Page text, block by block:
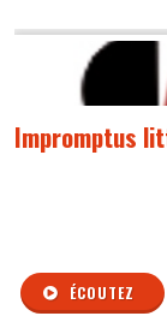
Impromptus
ÉCOUTEZ